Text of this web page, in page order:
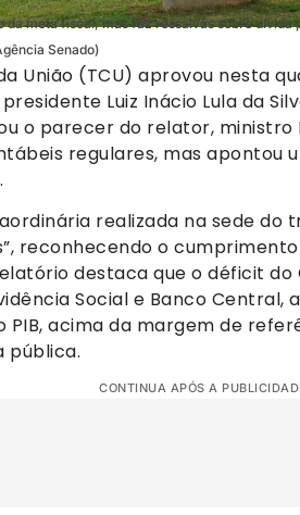
meta fiscal, mas faz ressalvas sobre
Senado)
União (TCU) aprovou nesta
Luiz Inácio Lula da
o parecer do relator, ministro
regulares, mas apontou
realizada na sede do
reconhecendo o
destaca que o déficit
Social e Banco Central,
PIB, acima da margem de
pública.
CONTINUA APÓS A